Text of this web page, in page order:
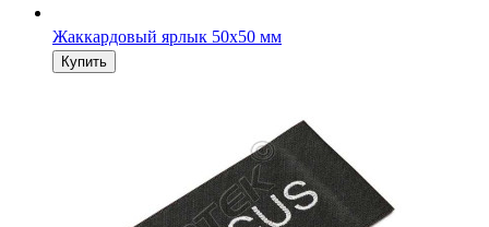
Жаккардовый ярлык 50х50 мм